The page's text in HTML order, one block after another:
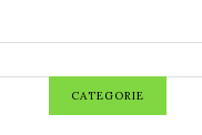
CATEGORIE